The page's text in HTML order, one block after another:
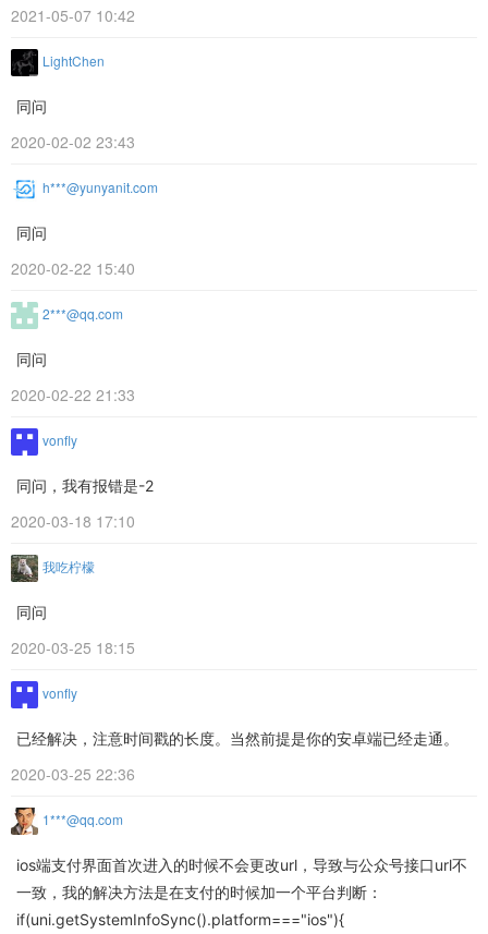
2021-05-07 10:42
LightChen
同问
2020-02-02 23:43
h***@yunyanit.com
同问
2020-02-22 15:40
2***@qq.com
同问
2020-02-22 21:33
vonfly
同问，我有报错是-2
2020-03-18 17:10
我吃柠檬
同问
2020-03-25 18:15
vonfly
已经解决，注意时间戳的长度。当然前提是你的安卓端已经走通。
2020-03-25 22:36
1***@qq.com
ios端支付界面首次进入的时候不会更改url，导致与公众号接口url不
一致，我的解决方法是在支付的时候加一个平台判断：
if(uni.getSystemInfoSync().platform==="ios"){